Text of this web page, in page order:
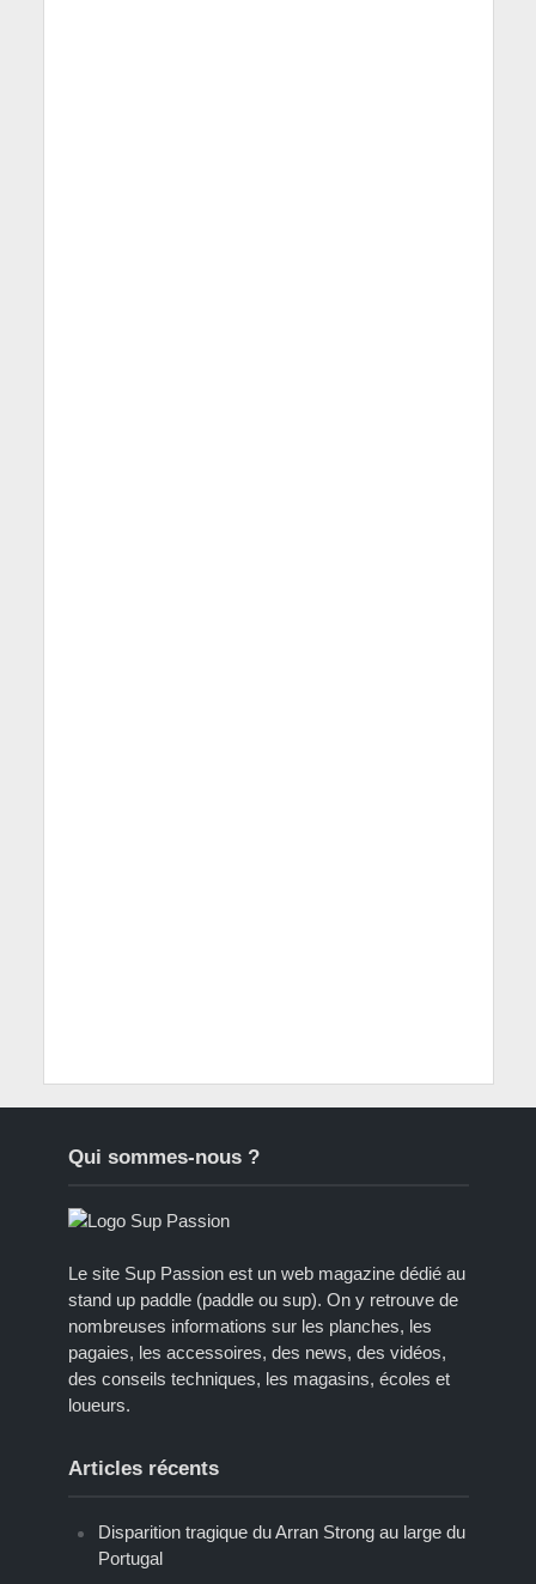
Qui sommes-nous ?
Le site Sup Passion est un web magazine dédié au
stand up paddle (paddle ou sup). On y retrouve de
nombreuses informations sur les planches, les
pagaies, les accessoires, des news, des vidéos,
des conseils techniques, les magasins, écoles et
loueurs.
Articles récents
Disparition tragique du Arran Strong au large du
Portugal